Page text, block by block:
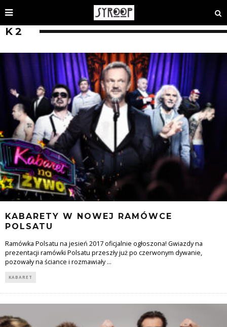
K2
KABARETY W NOWEJ RAMÓWCE
POLSATU
Ramówka Polsatu na jesień 2017 oficjalnie ogłoszona! Gwiazdy na
prezentacji ramówki Polsatu przeszły już po czerwonym dywanie,
pozowały na ściance i rozmawiały...
KABARET